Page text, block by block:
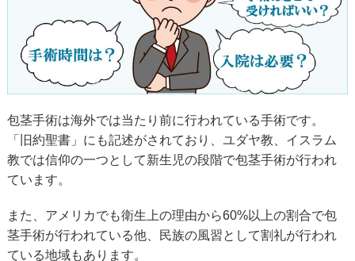
包茎手術は海外では当たり前に行われている手術です。
「旧約聖書」にも記述がされており、ユダヤ教、イスラム
教では信仰の一つとして新生児の段階で包茎手術が行われ
ています。
また、アメリカでも衛生上の理由から60%以上の割合で包
茎手術が行われている他、民族の風習として割礼が行われ
ている地域もあります。